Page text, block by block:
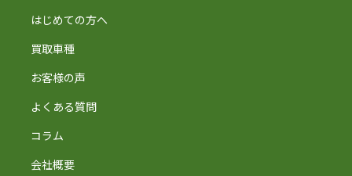
はじめての方へ
買取車種
お客様の声
よくある質問
コラム
会社概要